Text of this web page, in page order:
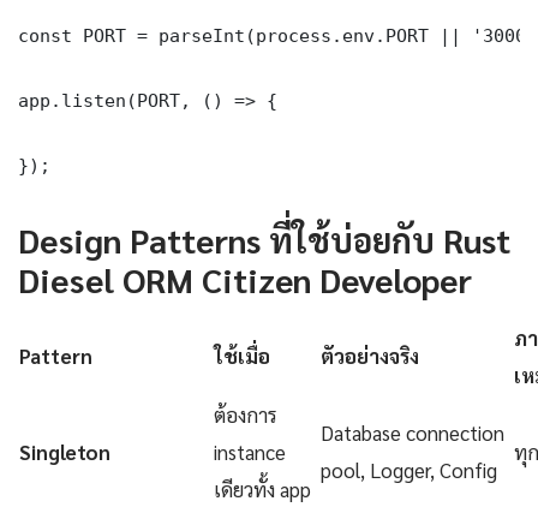
const PORT = parseInt(process.env.PORT ||
app.listen(PORT, () => {
});
Design Patterns ที่ใช้บ่อยกับ Rust
Diesel ORM Citizen Developer
Pattern ใช้เมื่อ ตัวอย่างจริง
ภ
เ
Singleton
ต้องการ
instance
เดียวทั้ง app
Database connection
pool, Logger, Config
ทุ